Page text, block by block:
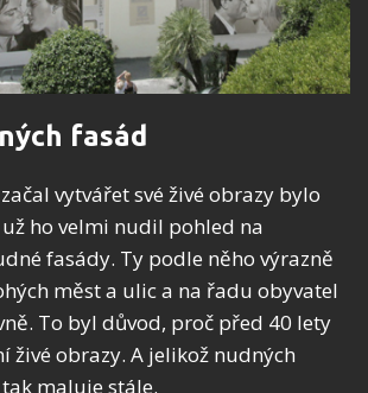
fasád
vytvářet své živé obrazy bylo
ho velmi nudil pohled na
fasády. Ty podle něho výrazně
měst a ulic a na řadu obyvatel
To byl důvod, proč před 40 lety
živé obrazy. A jelikož nudných
maluje stále.